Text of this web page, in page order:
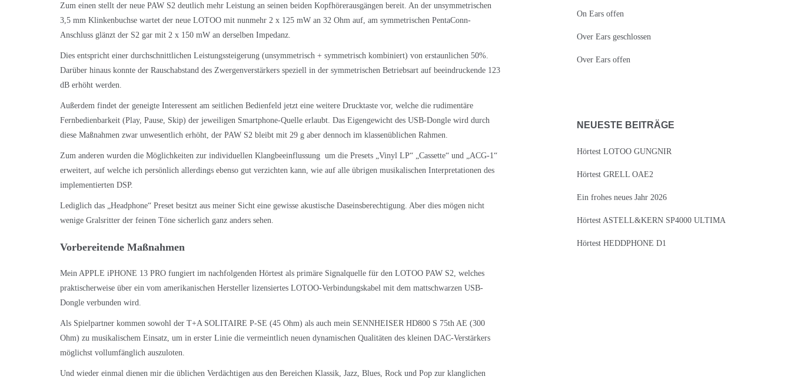
Zum einen stellt der neue PAW S2 deutlich mehr Leistung an seinen beiden Kopfhörerausgängen bereit. An der unsymmetrischen
3,5 mm Klinkenbuchse wartet der neue LOTOO mit nunmehr 2 x 125 mW an 32 Ohm auf, am symmetrischen PentaConn-
Anschluss glänzt der S2 gar mit 2 x 150 mW an derselben Impedanz.
Dies entspricht einer durchschnittlichen Leistungssteigerung (unsymmetrisch + symmetrisch kombiniert) von erstaunlichen 50%.
Darüber hinaus konnte der Rauschabstand des Zwergenverstärkers speziell in der symmetrischen Betriebsart auf beeindruckende 123
dB erhöht werden.
Außerdem findet der geneigte Interessent am seitlichen Bedienfeld jetzt eine weitere Drucktaste vor, welche die rudimentäre
Fernbedienbarkeit (Play, Pause, Skip) der jeweiligen Smartphone-Quelle erlaubt. Das Eigengewicht des USB-Dongle wird durch
diese Maßnahmen zwar unwesentlich erhöht, der PAW S2 bleibt mit 29 g aber dennoch im klassenüblichen Rahmen.
Zum anderen wurden die Möglichkeiten zur individuellen Klangbeeinflussung um die Presets „Vinyl LP“ „Cassette“ und „ACG-1“
erweitert, auf welche ich persönlich allerdings ebenso gut verzichten kann, wie auf alle übrigen musikalischen Interpretationen des
implementierten DSP.
Lediglich das „Headphone“ Preset besitzt aus meiner Sicht eine gewisse akustische Daseinsberechtigung. Aber dies mögen nicht
wenige Gralsritter der feinen Töne sicherlich ganz anders sehen.
Vorbereitende Maßnahmen
Mein APPLE iPHONE 13 PRO fungiert im nachfolgenden Hörtest als primäre Signalquelle für den LOTOO PAW S2, welches
praktischerweise über ein vom amerikanischen Hersteller lizensiertes LOTOO-Verbindungskabel mit dem mattschwarzen USB-
Dongle verbunden wird.
Als Spielpartner kommen sowohl der T+A SOLITAIRE P-SE (45 Ohm) als auch mein SENNHEISER HD800 S 75th AE (300
Ohm) zu musikalischem Einsatz, um in erster Linie die vermeintlich neuen dynamischen Qualitäten des kleinen DAC-Verstärkers
möglichst vollumfänglich auszuloten.
Und wieder einmal dienen mir die üblichen Verdächtigen aus den Bereichen Klassik, Jazz, Blues, Rock und Pop zur klanglichen
On Ears offen
Over Ears geschlossen
Over Ears offen
NEUESTE BEITRÄGE
Hörtest LOTOO GUNGNIR
Hörtest GRELL OAE2
Ein frohes neues Jahr 2026
Hörtest ASTELL&KERN SP4000 ULTIMA
Hörtest HEDDPHONE D1